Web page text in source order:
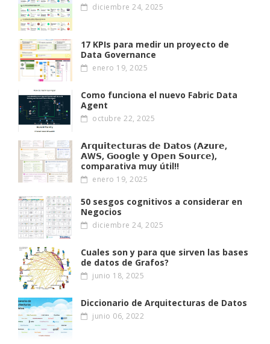
diciembre 24, 2025
17 KPIs para medir un proyecto de
Data Governance
enero 19, 2025
Como funciona el nuevo Fabric Data
Agent
octubre 22, 2025
𝗔𝗿𝗾𝘂𝗶𝘁𝗲𝗰𝘁𝘂𝗿𝗮𝘀 𝗱𝗲 𝗗𝗮𝘁𝗼𝘀 (𝗔𝘇𝘂𝗿𝗲,
𝗔W𝗦, 𝗚𝗼𝗼𝗴𝗹𝗲 𝘆 𝗢𝗽𝗲𝗻 𝗦𝗼𝘂𝗿𝗰𝗲),
comparativa muy útil!!
enero 19, 2025
50 sesgos cognitivos a considerar en
Negocios
diciembre 24, 2025
Cuales son y para que sirven las bases
de datos de Grafos?
junio 18, 2025
Diccionario de Arquitecturas de Datos
junio 06, 2022